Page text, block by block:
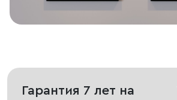
Гарантия 7 лет на